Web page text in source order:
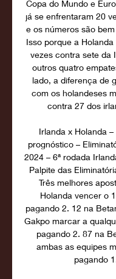
Copa do Mundo e
já se enfrentaram 20
e os números são
Isso porque a
vezes contra sete da
outros quatro
lado, a diferença de
com os holandeses
contra 27 dos
Irlanda x Holanda –
prognóstico –
2024 – 6ª rodada
Palpite das
Três melhores
Holanda vencer o
pagando 2. 12 na
Gakpo marcar a
pagando 2. 87 na
ambas as equipes
pagando